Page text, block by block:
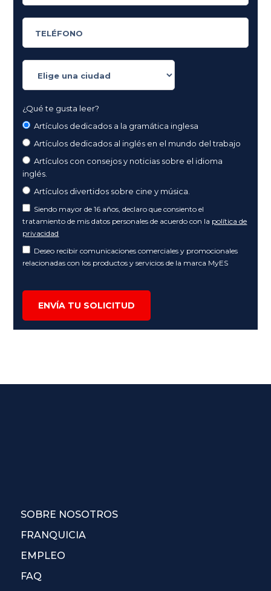
¿Qué te gusta leer?
Artículos dedicados a la gramática inglesa
Artículos dedicados al inglés en el mundo del trabajo
Artículos con consejos y noticias sobre el idioma
inglés.
Artículos divertidos sobre cine y música.
Siendo mayor de 16 años, declaro que consiento el
tratamiento de mis datos personales de acuerdo con la política de
privacidad
Deseo recibir comunicaciones comerciales y promocionales
relacionadas con los productos y servicios de la marca MyES
ENVÍA TU SOLICITUD
SOBRE NOSOTROS
FRANQUICIA
EMPLEO
FAQ